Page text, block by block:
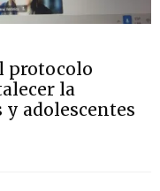
protocolo
la
adolescentes